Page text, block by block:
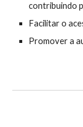
contribuindo
Facilitar o
Promover a